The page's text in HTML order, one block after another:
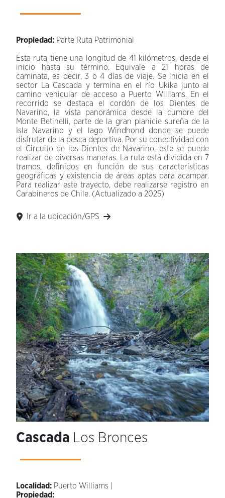
Propiedad: Parte Ruta Patrimonial
Esta ruta tiene una longitud de 41 kilómetros, desde el
inicio hasta su término. Equivale a 21 horas de
caminata, es decir, 3 o 4 días de viaje. Se inicia en el
sector La Cascada y termina en el río Ukika junto al
camino vehicular de acceso a Puerto Williams. En el
recorrido se destaca el cordón de los Dientes de
Navarino, la vista panorámica desde la cumbre del
Monte Betinelli, parte de la gran planicie sureña de la
Isla Navarino y el lago Windhond donde se puede
disfrutar de la pesca deportiva. Por su conectividad con
el Circuito de los Dientes de Navarino, este se puede
realizar de diversas maneras. La ruta está dividida en 7
tramos, definidos en función de sus características
geográficas y existencia de áreas aptas para acampar.
Para realizar este trayecto, debe realizarse registro en
Carabineros de Chile. (Actualizado a 2025)
Ir a la ubicación/GPS
Cascada Los Bronces
Localidad: Puerto Williams |
Propiedad: